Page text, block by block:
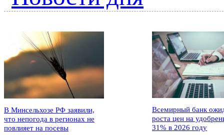
В Минсельхозе РФ заявили,
что непогода в регионах не
повлияет на посевы
Всемирный банк
роста цен на
31% в 2026 году